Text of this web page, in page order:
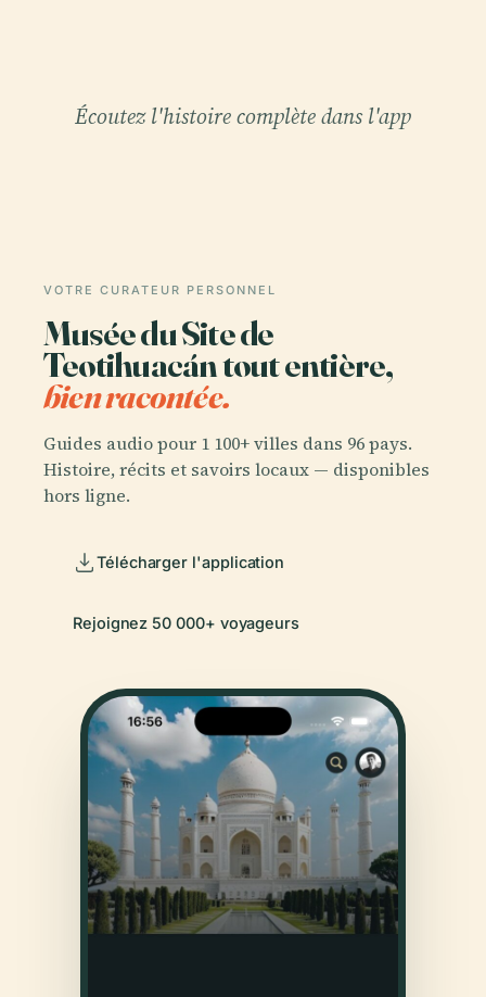
Écoutez l'histoire complète dans l'app
VOTRE CURATEUR PERSONNEL
Musée du Site de
Teotihuacán tout entière,
bien racontée.
Guides audio pour 1 100+ villes dans 96 pays.
Histoire, récits et savoirs locaux — disponibles
hors ligne.
Télécharger l'application
Rejoignez 50 000+ voyageurs